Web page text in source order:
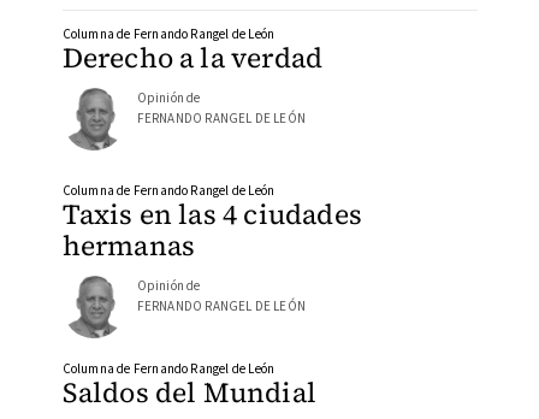
Derecho a la verdad
Columna de Fernando Rangel de León
Opinión de
FERNANDO RANGEL DE LEÓN
Taxis en las 4 ciudades
hermanas
Columna de Fernando Rangel de León
Opinión de
FERNANDO RANGEL DE LEÓN
Saldos del Mundial
Columna de Fernando Rangel de León